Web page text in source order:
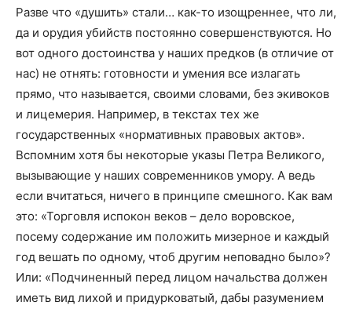
Разве что «душить» стали… как-то изощреннее, что ли,
да и орудия убийств постоянно совершенствуются. Но
вот одного достоинства у наших предков (в отличие от
нас) не отнять: готовности и умения все излагать
прямо, что называется, своими словами, без экивоков
и лицемерия. Например, в текстах тех же
государственных «нормативных правовых актов».
Вспомним хотя бы некоторые указы Петра Великого,
вызывающие у наших современников умору. А ведь
если вчитаться, ничего в принципе смешного. Как вам
это: «Торговля испокон веков – дело воровское,
посему содержание им положить мизерное и каждый
год вешать по одному, чтоб другим неповадно было»?
Или: «Подчиненный перед лицом начальства должен
иметь вид лихой и придурковатый, дабы разумением